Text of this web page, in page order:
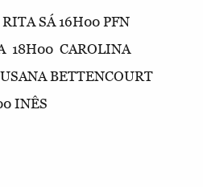
SÁ 16H00 PFN
18H00 CAROLINA
BETTENCOURT
INÊS